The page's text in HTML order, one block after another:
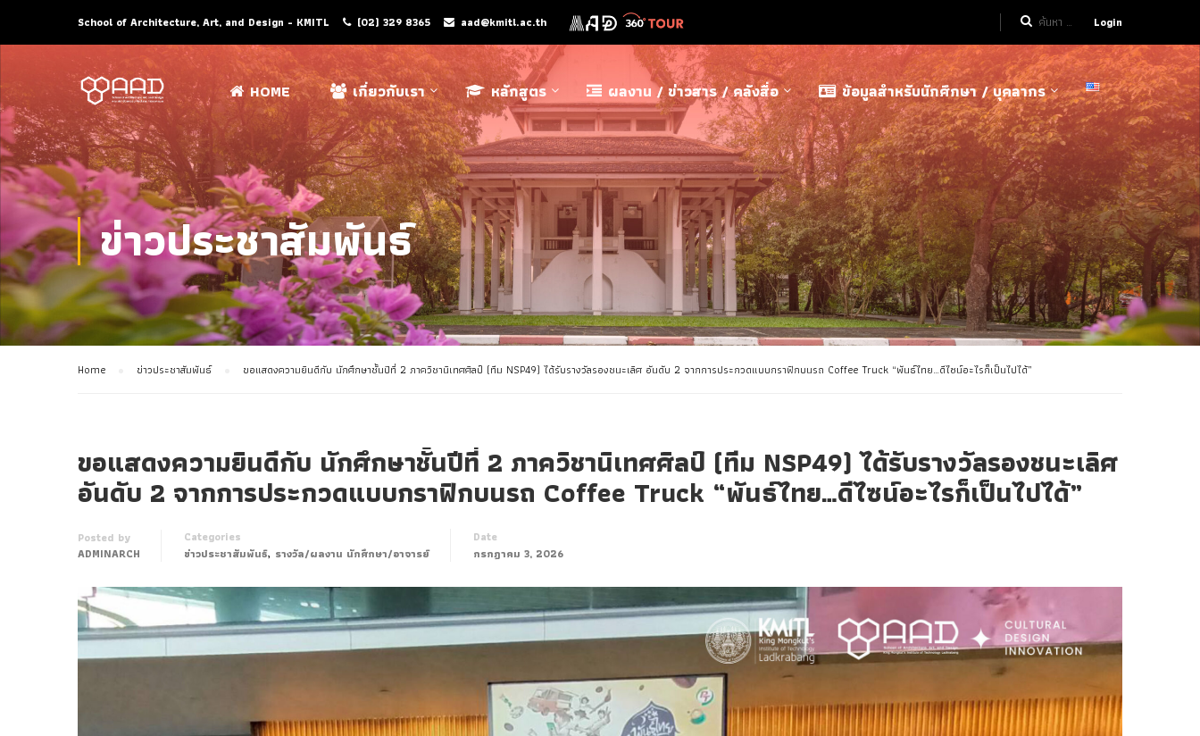
School of Architecture, Art, and Design - KMITL (02) 329 8365 aad@kmitl.ac.th Login
HOME เกี่ยวกับเรา หลักสูตร ผลงาน / ข่าวสาร / คลังสื่อ ข้อมูลสำหรับนักศึกษา / บุคลากร
ข่าวประชาสัมพันธ์
Home ข่าวประชาสัมพันธ์ ขอแสดงความยินดีกับ นักศึกษาชั้นปีที่ 2 ภาควิชานิเทศศิลป์ (ทีม NSP49) ได้รับรางวัลรองชนะเลิศ อันดับ 2 จากการประกวดแบบกราฟิกบนรถ Coffee Truck “พันธ์ไทย…ดีไซน์อะไรก็เป็นไปได้”
ขอแสดงความยินดีกับ นักศึกษาชั้นปีที่ 2 ภาควิชานิเทศศิลป์ (ทีม NSP49) ได้รับรางวัลรองชนะเลิศ
อันดับ 2 จากการประกวดแบบกราฟิกบนรถ Coffee Truck “พันธ์ไทย…ดีไซน์อะไรก็เป็นไปได้”
Posted by
ADMINARCH
Categories
ข่าวประชาสัมพันธ์, รางวัล/ผลงาน นักศึกษา/อาจารย์
Date
กรกฎาคม 3, 2026